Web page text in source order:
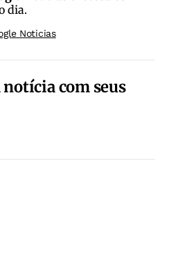
dia.
Noticias
com seus